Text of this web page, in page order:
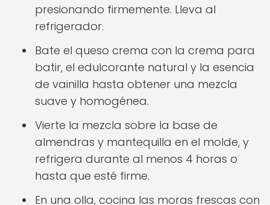
presionando firmemente. Lleva al
refrigerador.
Bate el queso crema con la crema para
batir, el edulcorante natural y la esencia
de vainilla hasta obtener una mezcla
suave y homogénea.
Vierte la mezcla sobre la base de
almendras y mantequilla en el molde, y
refrigera durante al menos 4 horas o
hasta que esté firme.
En una olla, cocina las moras frescas con